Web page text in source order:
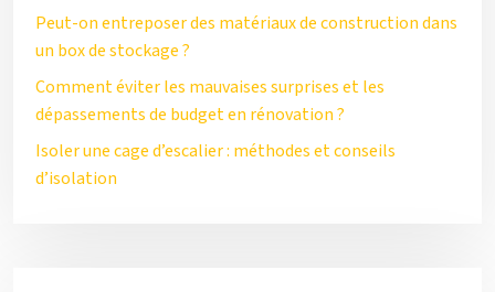
Peut-on entreposer des matériaux de construction dans
un box de stockage ?
Comment éviter les mauvaises surprises et les
dépassements de budget en rénovation ?
Isoler une cage d’escalier : méthodes et conseils
d’isolation